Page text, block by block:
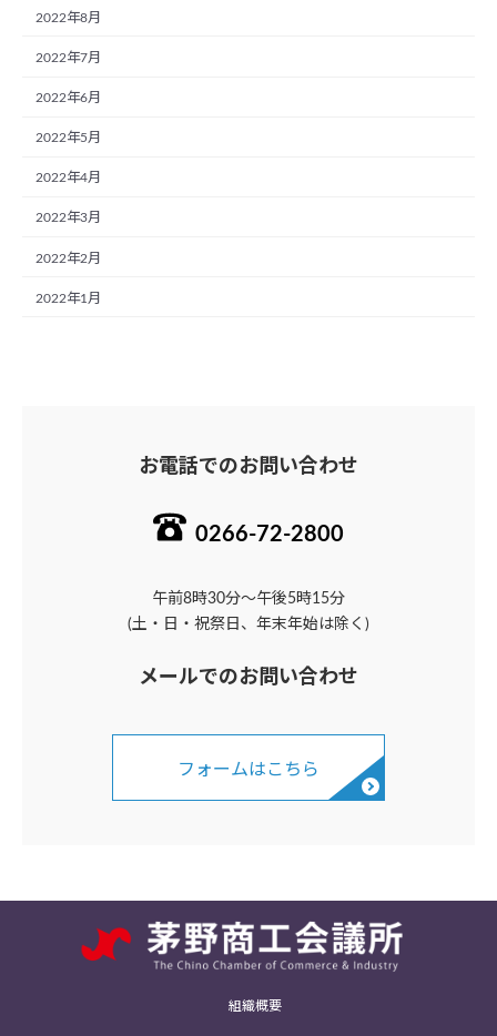
2022年8月
2022年7月
2022年6月
2022年5月
2022年4月
2022年3月
2022年2月
2022年1月
お電話でのお問い合わせ
0266-72-2800
午前8時30分～午後5時15分
(土・日・祝祭日、年末年始は除く)
メールでのお問い合わせ
フォームはこちら
組織概要